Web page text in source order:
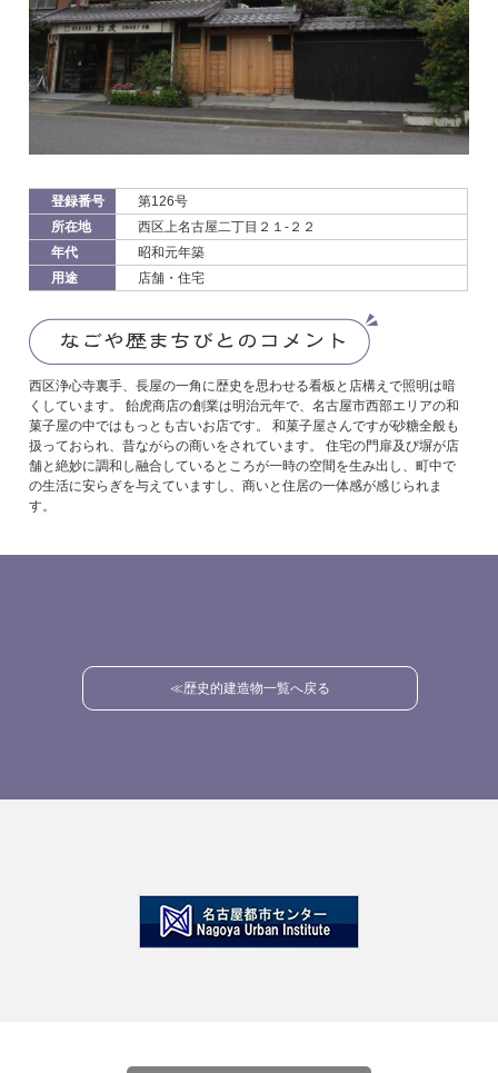
登録番号
第126号
所在地
西区上名古屋二丁目２１-２２
年代
昭和元年築
用途
店舗・住宅
西区浄心寺裏手、長屋の一角に歴史を思わせる看板と店構えで照明は暗
くしています。 飴虎商店の創業は明治元年で、名古屋市西部エリアの和
菓子屋の中ではもっとも古いお店です。 和菓子屋さんですが砂糖全般も
扱っておられ、昔ながらの商いをされています。 住宅の門扉及び塀が店
舗と絶妙に調和し融合しているところが一時の空間を生み出し、町中で
の生活に安らぎを与えていますし、商いと住居の一体感が感じられま
す。
≪歴史的建造物一覧へ戻る